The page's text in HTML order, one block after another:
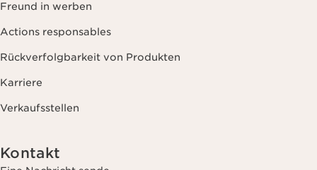
Freund in werben
Actions responsables
Rückverfolgbarkeit von Produkten
Karriere
Verkaufsstellen
Kontakt